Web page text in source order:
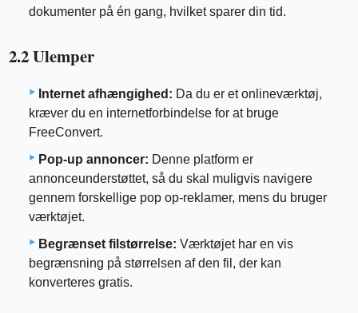
dokumenter på én gang, hvilket sparer din tid.
2.2 Ulemper
Internet afhængighed: Da du er et onlineværktøj,
kræver du en internetforbindelse for at bruge
FreeConvert.
Pop-up annoncer: Denne platform er
annonceunderstøttet, så du skal muligvis navigere
gennem forskellige pop op-reklamer, mens du bruger
værktøjet.
Begrænset filstørrelse: Værktøjet har en vis
begrænsning på størrelsen af ​​den fil, der kan
konverteres gratis.